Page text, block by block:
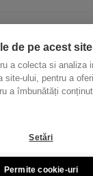
de pe acest site
a colecta si analiza
site-ului, pentru a
a îmbunătăți
Setări
Permite cookie-uri